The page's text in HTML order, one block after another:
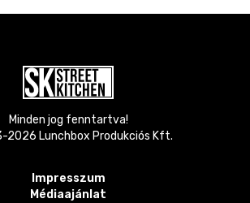
Minden jog fenntartva!
2026 Lunchbox Produkciós Kft.
Impresszum
Médiaajánlat